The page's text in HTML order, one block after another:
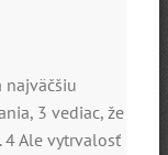
najväčšiu
3 vediac, že
4 Ale vytrvalosť